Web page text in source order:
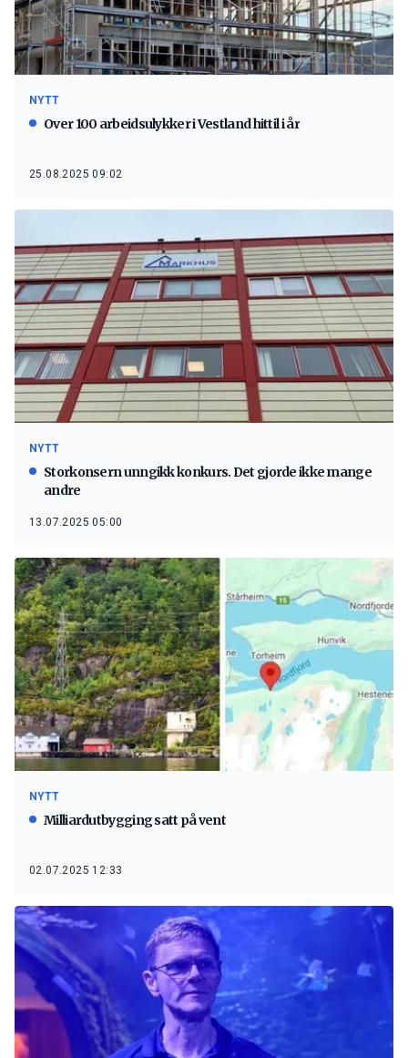
NYTT
Over 100 arbeidsulykker i Vestland hittil i år
25.08.2025 09:02
NYTT
Storkonsern unngikk konkurs. Det gjorde ikke mange
andre
13.07.2025 05:00
NYTT
Milliardutbygging satt på vent
02.07.2025 12:33